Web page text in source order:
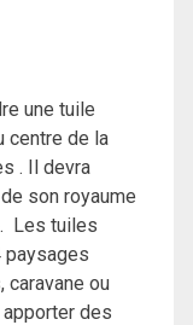
une tuile
centre de la
. Il devra
son royaume
Les tuiles
paysages
caravane ou
des